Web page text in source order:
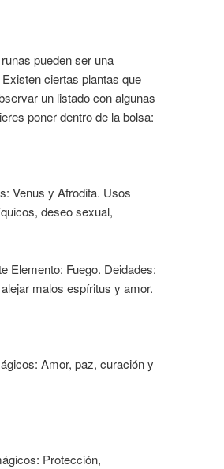
pueden ser una
ciertas plantas que
un listado con algunas
poner dentro de la bolsa:
Venus y Afrodita. Usos
deseo sexual,
Elemento: Fuego. Deidades:
malos espíritus y amor.
Amor, paz, curación y
Protección,